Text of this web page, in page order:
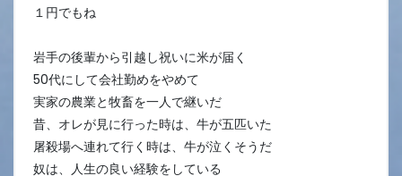
１円でもね
岩手の後輩から引越し祝いに米が届く
50代にして会社勤めをやめて
実家の農業と牧畜を一人で継いだ
昔、オレが見に行った時は、牛が五匹いた
屠殺場へ連れて行く時は、牛が泣くそうだ
奴は、人生の良い経験をしている